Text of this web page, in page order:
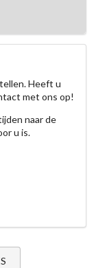
Heeft u
met ons op!
naar de
u is.